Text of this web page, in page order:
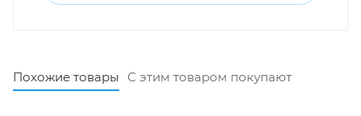
Похожие товары С этим товаром покупают